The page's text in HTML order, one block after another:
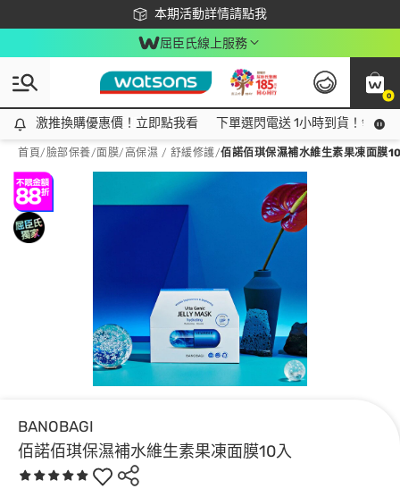
本期活動詳情請點我
下載app最高回饋$350
屈臣氏線上服務
0
激推換購優惠價！立即點我看
激推換購優惠價！立即點我看 下單選閃電送 1小時到貨！領神
首頁/臉部保養/面膜/ 高保濕 / 舒緩修護/佰諾佰琪保濕補水維生素果凍面膜
BANOBAGI
佰諾佰琪保濕補水維生素果凍面膜10入